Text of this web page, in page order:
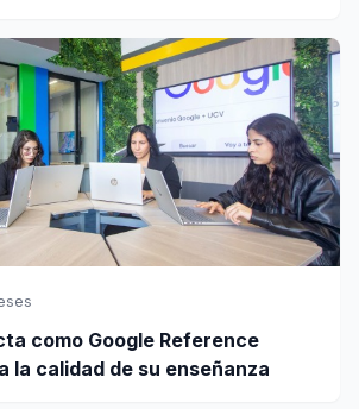
como Google Reference
la calidad de su enseñanza